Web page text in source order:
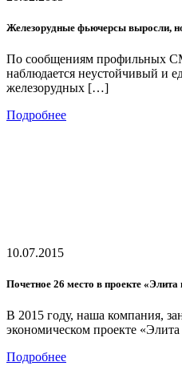
Железорудные фьючерсы выросли,
По сообщениям профильных
наблюдается неустойчивый и
железорудных […]
Подробнее
10.07.2015
Почетное 26 место в проекте «Элита
В 2015 году, наша компания,
экономическом проекте
Подробнее